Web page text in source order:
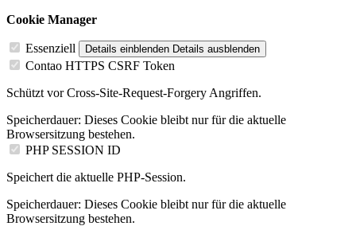
Cookie Manager
Essenziell Details einblenden Details ausblenden
Contao HTTPS CSRF Token
Schützt vor Cross-Site-Request-Forgery Angriffen.
Speicherdauer: Dieses Cookie bleibt nur für die aktuelle
Browsersitzung bestehen.
PHP SESSION ID
Speichert die aktuelle PHP-Session.
Speicherdauer: Dieses Cookie bleibt nur für die aktuelle
Browsersitzung bestehen.